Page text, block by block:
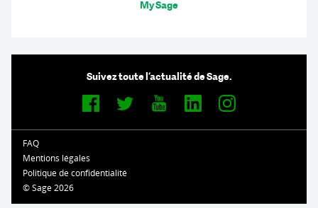
My Sage
Suivez toute l’actualité de Sage.
FAQ
Mentions légales
Politique de confidentialité
© Sage 2026